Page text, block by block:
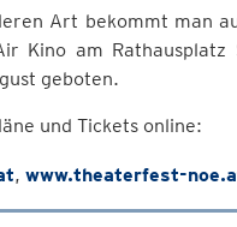
Art bekommt man
Kino am
geboten.
und Tickets online:
, www.theaterfest-